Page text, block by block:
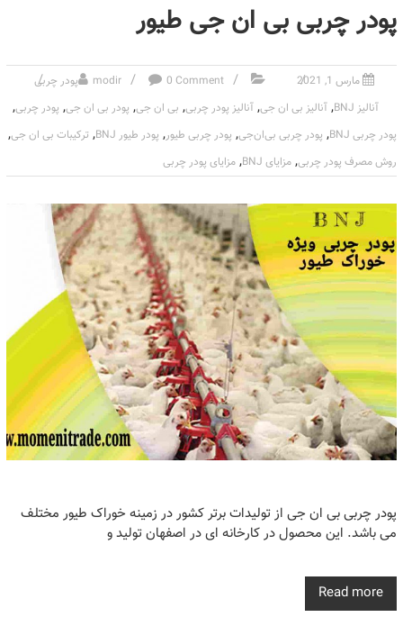
پودر چربی بی ان جی طیور
مارس 1, 2021 modir 0 Comment
پودر چربی
آنالیز BNJ
, آنالیز بی ان جی, آنالیز پودر چربی, بی ان جی, پودر بی ان جی, پودر چربی,
پودر چربی BNJ , پودر چربی بی‌ان‌جی, پودر چربی طیور, پودر طیور BNJ , ترکیبات بی ان جی,
روش مصرف پودر چربی, مزایای BNJ , مزایای پودر چربی
پودر چربی بی ان جی از تولیدات برتر کشور در زمینه خوراک طیور مختلف
می باشد. این محصول در کارخانه ای در اصفهان تولید و
Read more